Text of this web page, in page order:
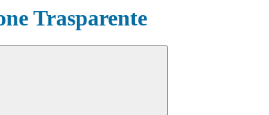
Trasparente